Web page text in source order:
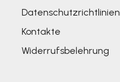
Datenschutzrichtlinien
Kontakte
Widerrufsbelehrung